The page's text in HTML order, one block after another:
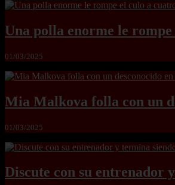
Una polla enorme le
01/03/2025
Mia Malkova folla con un
01/03/2025
Discute con su entrenador